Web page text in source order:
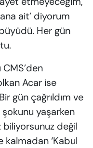
ait’ diyorum
Her gün
CMS’den
Acar ise
gün çağrıldım ve
şokunu yaşarken
biliyorsunuz değil
kalmadan ‘Kabul